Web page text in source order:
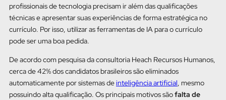
profissionais de tecnologia precisam ir além das qualificações
técnicas e apresentar suas experiências de forma estratégica no
currículo. Por isso, utilizar as ferramentas de IA para o currículo
pode ser uma boa pedida.
De acordo com pesquisa da consultoria Heach Recursos Humanos,
cerca de 42% dos candidatos brasileiros são eliminados
automaticamente por sistemas deinteligência artificial, mesmo
possuindo alta qualificação. Os principais motivos sãofalta de